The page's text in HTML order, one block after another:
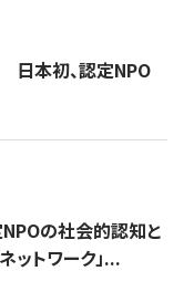
日本初、認定NPO
の社会的認知と
ットワーク」...